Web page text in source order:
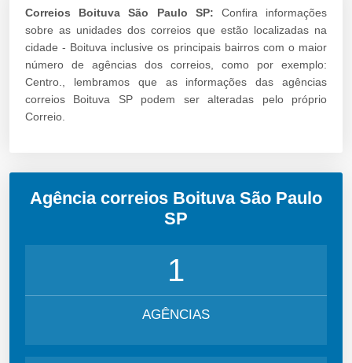
Correios Boituva São Paulo SP: Confira informações
sobre as unidades dos correios que estão localizadas na
cidade - Boituva inclusive os principais bairros com o maior
número de agências dos correios, como por exemplo:
Centro., lembramos que as informações das agências
correios Boituva SP podem ser alteradas pelo próprio
Correio.
Agência correios Boituva São Paulo
SP
1
AGÊNCIAS